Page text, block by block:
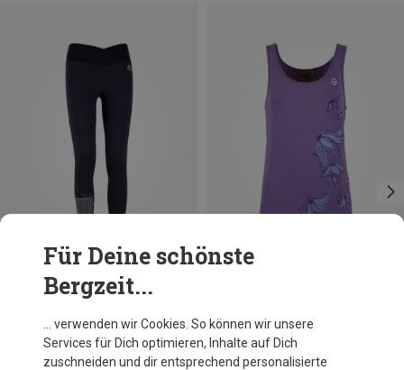
Du sparst 20%
E9
Damen Tola Top
49,95 €
Für Deine schönste
Bergzeit...
… verwenden wir Cookies. So können wir unsere
Services für Dich optimieren, Inhalte auf Dich
zuschneiden und dir entsprechend personalisierte